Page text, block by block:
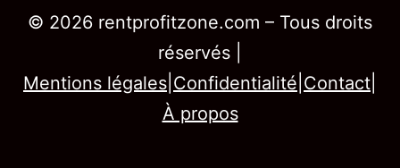
© 2026 rentprofitzone.com – Tous droits
réservés |
Mentions légales Confidentialité Contact
À propos